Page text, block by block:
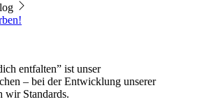
entfalten” ist unser
– bei der Entwicklung unserer
wir Standards.